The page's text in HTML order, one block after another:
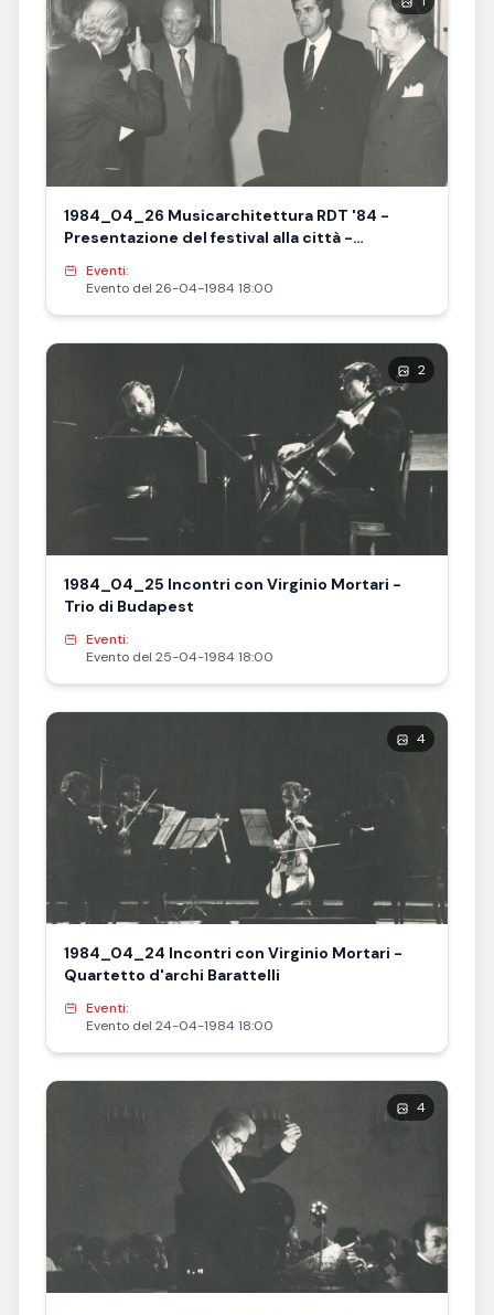
1984_04_26 Musicarchitettura RDT '84 -
Presentazione del festival alla città -
Eventi:
Evento del 26-04-1984 18:00
2
1984_04_25 Incontri con Virginio Mortari -
Trio di Budapest
Eventi:
Evento del 25-04-1984 18:00
4
1984_04_24 Incontri con Virginio Mortari -
Quartetto d'archi Barattelli
Eventi:
Evento del 24-04-1984 18:00
4